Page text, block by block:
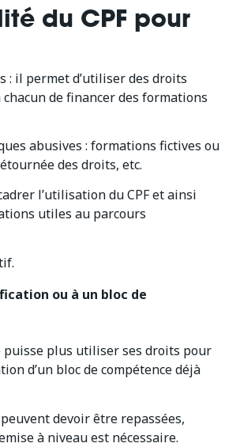
du CPF pour
: il permet d’utiliser des droits
de financer des formations
abusives : formations fictives ou
des droits, etc.
l’utilisation du CPF et ainsi
utiles au parcours
ou à un bloc de
puisse plus utiliser ses droits pour
d’un bloc de compétence déjà
devoir être repassées,
à niveau est nécessaire.